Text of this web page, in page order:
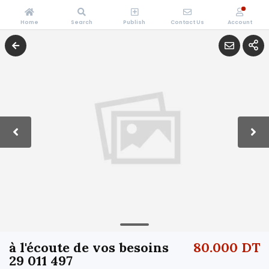
80.000 DT
à l'écoute de vos besoins
29 011 497
Home Search Publish Contact Us Account